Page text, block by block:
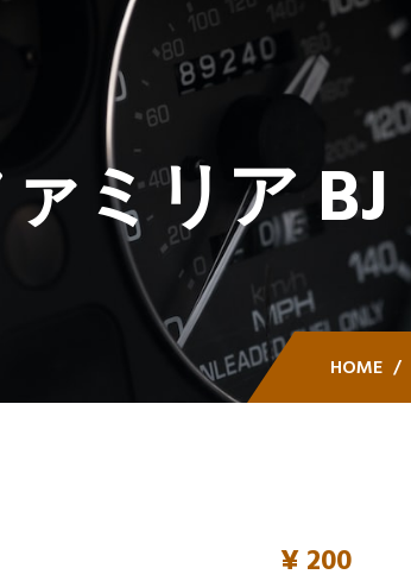
ミリア BJ
HOME
¥ 200